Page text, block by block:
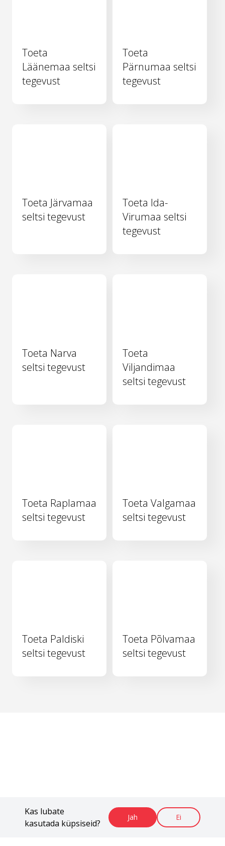
Kas lubate
kasutada küpsiseid?
Jah Ei
Toeta
Läänemaa seltsi
tegevust
Toeta
Pärnumaa seltsi
tegevust
Toeta Järvamaa
seltsi tegevust
Toeta Ida-
Virumaa seltsi
tegevust
Toeta Narva
seltsi tegevust
Toeta
Viljandimaa
seltsi tegevust
Toeta Raplamaa
seltsi tegevust
Toeta Valgamaa
seltsi tegevust
Toeta Paldiski
seltsi tegevust
Toeta Põlvamaa
seltsi tegevust